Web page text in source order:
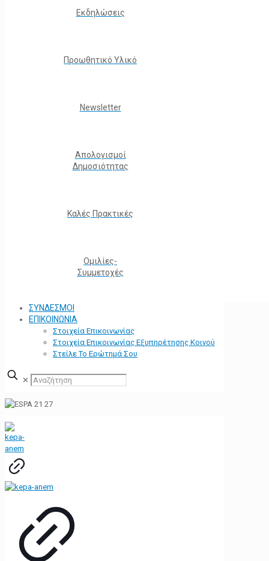
Εκδηλώσεις
Προωθητικό Υλικό
Νewsletter
Απολογισμοί
Δημοσιότητας
Καλές Πρακτικές
Ομιλίες-
Συμμετοχές
ΣΥΝΔΕΣΜΟΙ
ΕΠΙΚΟΙΝΩΝΙΑ
Στοιχεία Επικοινωνίας
Στοιχεία Επικοινωνίας Εξυπηρέτησης Κοινού
Στείλε Το Ερώτημά Σου
✕